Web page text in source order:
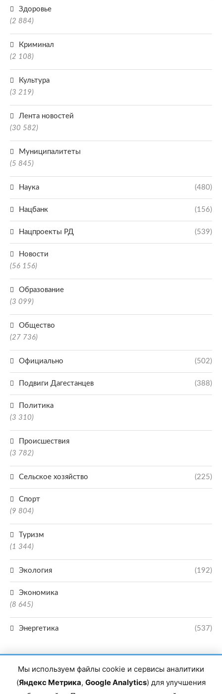
Здоровье
(2 884)
Криминал
(2 108)
Культура
(3 219)
Лента новостей
(30 582)
Муниципалитеты
(5 845)
Наука (480)
Нацбанк (156)
Нацпроекты РД (539)
Новости
(56 156)
Образование
(3 099)
Общество
(27 736)
Официально (502)
Подвиги Дагестанцев (388)
Политика
(3 310)
Происшествия
(3 782)
Сельское хозяйство (225)
Спорт
(9 804)
Туризм
(1 344)
Экология (192)
Экономика
(8 645)
Энергетика (537)
Мы используем файлы cookie и сервисы аналитики
(Яндекс Метрика, Google Analytics) для улучшения